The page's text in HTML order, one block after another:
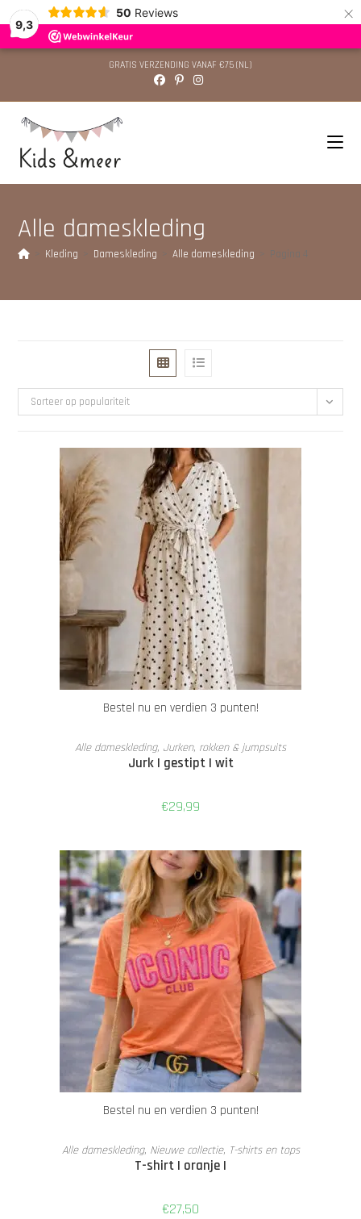
9,3
50 Reviews ×
GRATIS VERZENDING VANAF €75 (NL)
Alle dameskleding
> Kleding > Dameskleding > Alle dameskleding > Pagina 4
Sorteer op populariteit
Bestel nu en verdien 3 punten!
TOEVOEGEN AAN WINKELWAGEN
Alle dameskleding, Jurken, rokken & jumpsuits
Jurk | gestipt | wit
€29,99
Bestel nu en verdien 3 punten!
TOEVOEGEN AAN WINKELWAGEN
Alle dameskleding, Nieuwe collectie, T-shirts en tops
T-shirt | oranje |
€27,50